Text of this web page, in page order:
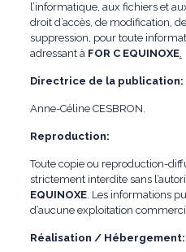
l’informatique, aux fichiers et
droit d’accès, de modification,
suppression, pour toute
adressant à FOR C EQUINOXE.
Directrice de la publication:
Anne-Céline CESBRON.
Reproduction:
Toute copie ou reproduction-
strictement interdite sans
EQUINOXE. Les informations
d’aucune exploitation
Réalisation / Hébergement: